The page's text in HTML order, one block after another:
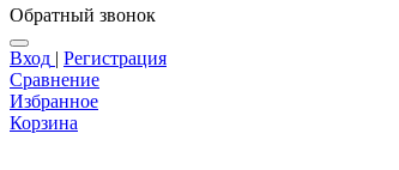
Обратный звонок
Вход | Регистрация
Сравнение
Избранное
Корзина